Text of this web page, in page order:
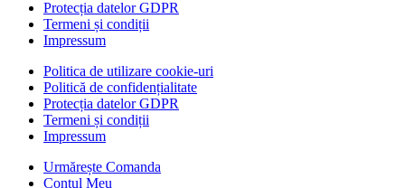
Protecția datelor GDPR
Termeni și condiții
Impressum
Politica de utilizare cookie-uri
Politică de confidențialitate
Protecția datelor GDPR
Termeni și condiții
Impressum
Urmărește Comanda
Contul Meu